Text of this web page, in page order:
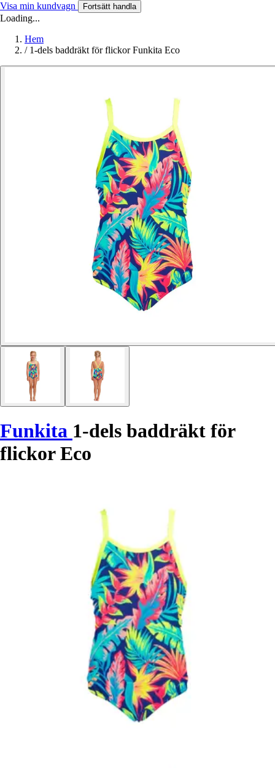
Visa min kundvagn Fortsätt handla
Loading...
Hem
/ 1-dels baddräkt för flickor Funkita Eco
Funkita 1-dels baddräkt för
flickor Eco